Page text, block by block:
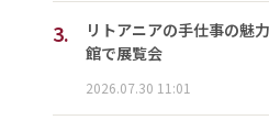
3.
リトアニアの手仕事の魅
館で展覧会
2026.07.30 11:01